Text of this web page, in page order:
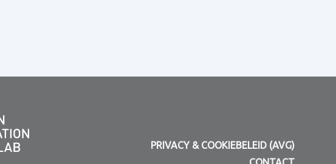
PRIVACY & COOKIEBELEID (AVG)